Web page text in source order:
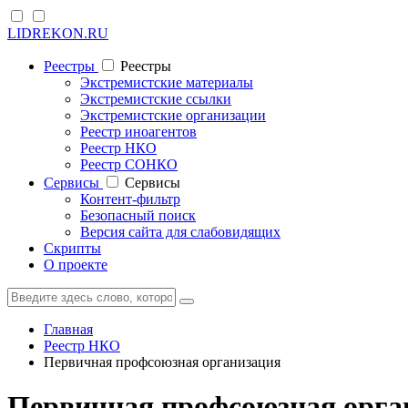
LIDREKON.RU
Реестры
Реестры
Экстремистские материалы
Экстремистские ссылки
Экстремистские организации
Реестр иноагентов
Реестр НКО
Реестр СОНКО
Cервисы
Cервисы
Контент-фильтр
Безопасный поиск
Версия сайта для слабовидящих
Скрипты
О проекте
Главная
Реестр НКО
Первичная профсоюзная организация